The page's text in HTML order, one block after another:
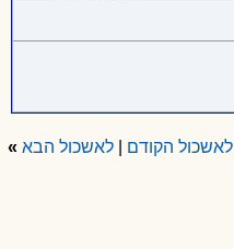
לאשכול הקודם |לאשכול הבא »